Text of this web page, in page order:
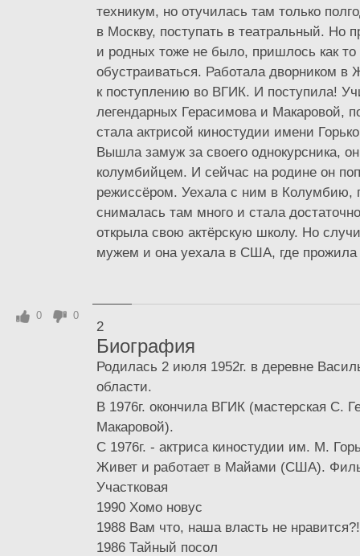
техникум, но отучилась там только
в Москву, поступать в театральный. Но
и родных тоже не было, пришлось как
обустраиваться. Работала дворником в
к поступлению во ВГИК. И поступила!
легендарных Герасимова и Макаровой,
стала актрисой киностудии имени
Вышла замуж за своего однокурсника,
колумбийцем. И сейчас на родине он
режиссёром. Уехала с ним в Колумбию,
снималась там много и стала
открыла свою актёрскую школу. Но
мужем и она уехала в США, где прожила
2
Биография
Родилась 2 июля 1952г. в деревне
области.
В 1976г. окончила ВГИК (мастерская С.
Макаровой).
С 1976г. - актриса киностудии им. М.
Живет и работает в Майами (США).
Участковая
1990 Хомо новус
1988 Вам что, наша власть не нравится?!
1986 Тайный посол
0 0